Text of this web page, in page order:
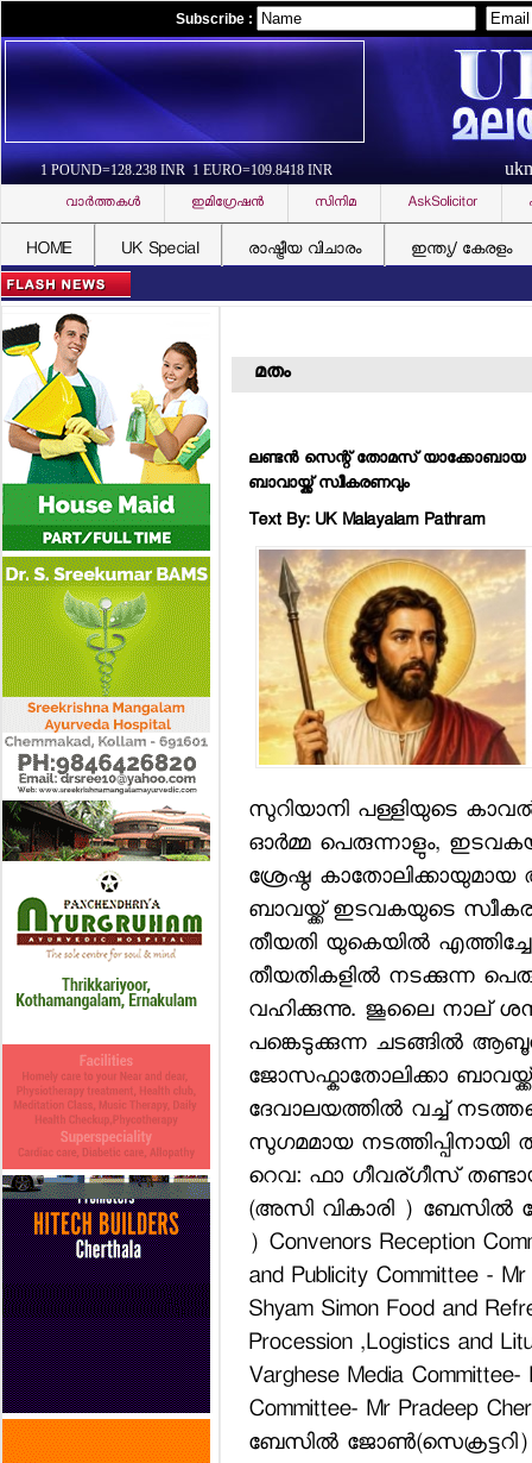
Subscribe :
1 POUND=128.238 INR 1 EURO=109.8418 INR
വാര്‍ത്തകള്‍ ഇമിഗ്രേഷന്‍ സിനിമ AskSolicitor
HOME UK Special രാഷ്ട്രീയ വിചാരം ഇന്ത്യ/ കേരളം
മതം
ലണ്ടന്‍ സെന്റ് തോമസ് യാക്കോബായ
ബാവായ്ക്ക് സ്വീകരണവും
Text By: UK Malayalam Pathram
സുറിയാനി പള്ളിയുടെ
ഓര്‍മ്മ പെരുന്നാളും,
ശ്രേഷ്ഠ
ബാവയ്ക്ക് ഇടവകയുടെ
തീയതി യുകെയില്‍
തീയതികളില്‍ നടക്കുന്ന
വഹിക്കുന്നു. ജൂലൈ നാല്
പങ്കെടുക്കുന്ന ചടങ്ങില്‍
ജോസഫ്കാതോലിക്കാ
ദേവാലയത്തില്‍ വച്ച്
സുഗമമായ നടത്തിപ്പിനായി
റെവ: ഫാ ഗീവര്ഗീസ്
(അസി വികാരി ) ബേസില്‍
) Convenors Reception
and Publicity Committee -
Shyam Simon Food and
Procession ,Logistics and
Varghese Media
Committee- Mr Pradeep
ബേസില്‍ ജോണ്‍(സെക്രട്ടറി) -